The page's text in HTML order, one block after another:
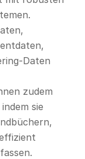
Daten
zudem
sie